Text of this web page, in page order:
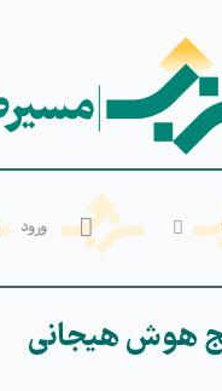
ورود
هوش هیجانی